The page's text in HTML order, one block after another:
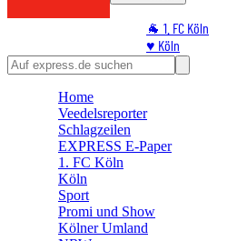
🐐 1. FC Köln
♥️ Köln
⭐ Promi
🛒 Shoppingwelt
Home
Veedelsreporter
Schlagzeilen
EXPRESS E-Paper
1. FC Köln
Köln
Sport
Promi und Show
Kölner Umland